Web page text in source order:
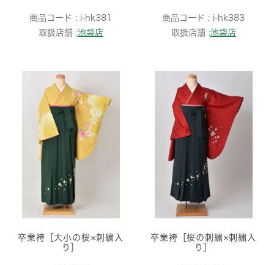
商品コード : i-hk381
取扱店舗 :池袋店
商品コード : i-hk383
取扱店舗 :池袋店
卒業袴［大小の桜×刺繍入
り］
卒業袴［桜の刺繍×刺繍入
り］